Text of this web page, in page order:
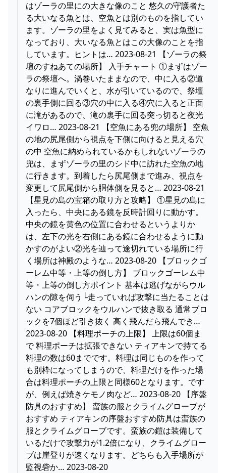
はゾーラの里にの大きな像のこと 悠久の守護者た
る大いなる魚とは、空魚とは別のものを指してい
ます。ゾーラの里をよく見てみると、実は魚型に
なっており、大いなる魚とはこの大像のことを指
しています。ヒントは… 2023-08-21 【ゾーラの祭
壇のすねあての場所】 入手チャート ①まずはゾー
ラの祭壇へ。渦巻いたままなので、中に入る②道
なりに進んでいくと、水が引いているので、祭壇
の裏手側に回る③穴の中に入る④穴に入ると正面
に滝があるので、滝の裏手に回る突っ切ると夜光
イワロ… 2023-08-21 【空魚にある兜の場所】 空魚
の地の尻尾側から視点を下側に向けると見える穴
の中 空魚に納められているかもしれないゾーラの
兜は、まずゾーラの里のシド中に訪れた空魚の地
に行きます。到着したら尻尾側まで進み、視点を
変更して尻尾側から胴体側を見ると… 2023-08-21
【星見の島の宝箱の取り方と攻略】 ①星見の島に
入ったら、中央にある鏡を反時計回りに動かす。
中央の鏡を黄色の位置に合わせるというよりか
は、左下の光を右側にある鏡に合わせるように動
かすのがよい②光を辿って途切れている場所に行
く場所は神殿のような… 2023-08-20 【ブロックゴ
ーレム中等・上等の倒し方】 ブロックゴーレム中
等・上等の倒し方ポイント 基本は逃げながらウル
ハンの隙を伺う└走っていれば攻撃に当たることは
ない コアブロックをウルハンで抜き取る 通常ブロ
ックを7個ほど引き抜く 高く飛んだら飛んでき…
2023-08-20 【料理ポーチの上限】 上限は60個ま
で 料理ポーチは拡張できない ティアキンで持てる
料理の数は60までです。料理は同じものを作って
も別枠になってしまうので、料理だけを作った場
合は料理ポーチの上限と同様60となります。です
が、例えば焼きケモノ肉など… 2023-08-20 【序盤
防具のおすすめ】 蛮族の服とクライムグローブが
おすすめ ティアキンの序盤おすすめ防具は蛮族の
服とクライムグローブです。蛮族の鎧は装備して
いるだけで攻撃力が1.2倍になり、クライムグロー
ブは崖登りが速くなります。どちらも入手場所が
監視砦か… 2023-08-20